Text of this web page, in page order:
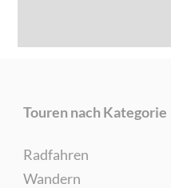
Touren nach Kategorie
Radfahren
Wandern